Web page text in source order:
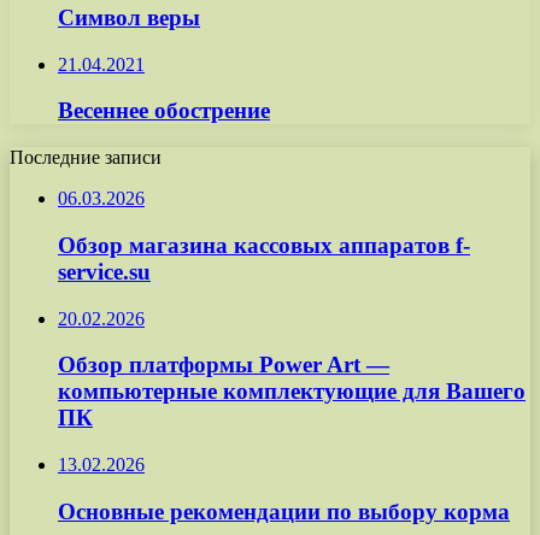
Символ веры
21.04.2021
Весеннее обострение
Последние записи
06.03.2026
Обзор магазина кассовых аппаратов f-
service.su
20.02.2026
Обзор платформы Power Art —
компьютерные комплектующие для Вашего
ПК
13.02.2026
Основные рекомендации по выбору корма